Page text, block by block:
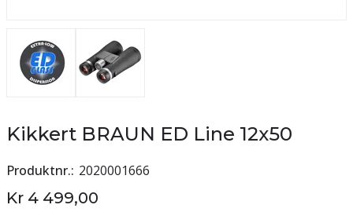
Kikkert BRAUN ED Line 12x50
Produktnr. 2020001666
Kr 4 499,00